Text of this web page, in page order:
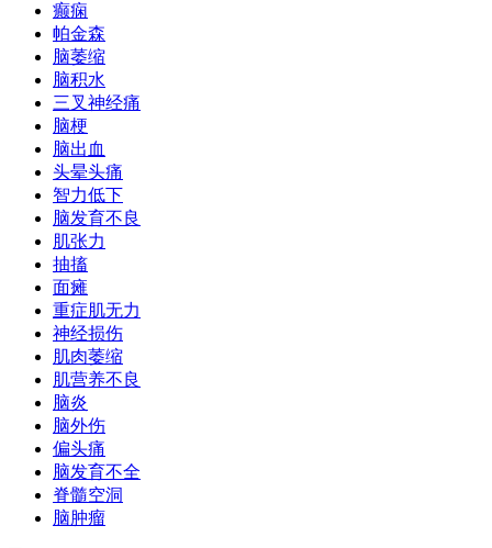
癫痫
帕金森
脑萎缩
脑积水
三叉神经痛
脑梗
脑出血
头晕头痛
智力低下
脑发育不良
肌张力
抽搐
面瘫
重症肌无力
神经损伤
肌肉萎缩
肌营养不良
脑炎
脑外伤
偏头痛
脑发育不全
脊髓空洞
脑肿瘤